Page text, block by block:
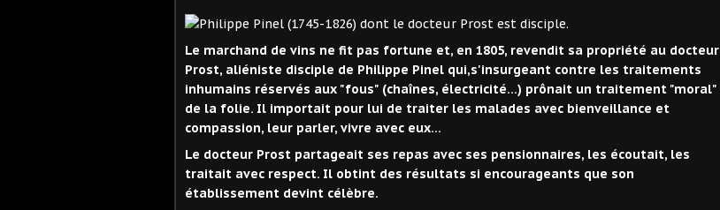
Le marchand de vins ne fit pas fortune et, en 1805, revendit sa propriété au docteur
Prost, aliéniste disciple de Philippe Pinel qui,s'insurgeant contre les traitements
inhumains réservés aux "fous" (chaînes, électricité...) prônait un traitement "moral"
de la folie. Il importait pour lui de traiter les malades avec bienveillance et
compassion, leur parler, vivre avec eux...
Le docteur Prost partageait ses repas avec ses pensionnaires, les écoutait, les
traitait avec respect. Il obtint des résultats si encourageants que son
établissement devint célèbre.